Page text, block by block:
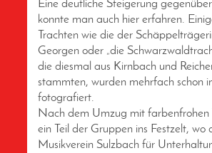
Eine deutliche Steigerung
konnte man auch hier erfahren.
Trachten wie die der
Georgen oder „die
die diesmal aus Kirnbach und
stammten, wurden mehrfach schon
fotografiert.
Nach dem Umzug mit farbenfrohen
ein Teil der Gruppen ins Festzelt, wo
Musikverein Sulzbach für